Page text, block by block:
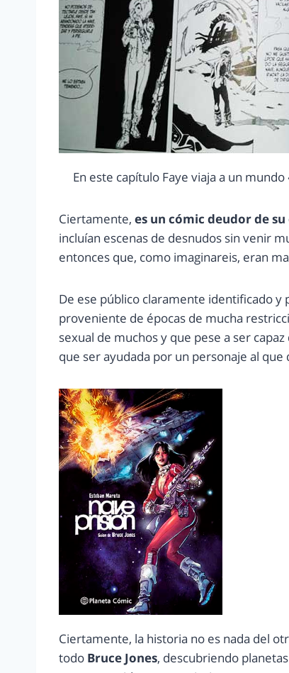
En este capítulo Faye viaja a un
Ciertamente, es un cómic deudor de su
incluían escenas de desnudos sin venir
entonces que, como imaginareis, eran
De ese público claramente identificado
proveniente de épocas de mucha
sexual de muchos y que pese a ser
que ser ayudada por un personaje al
Ciertamente, la historia no es nada del
todo Bruce Jones, descubriendo